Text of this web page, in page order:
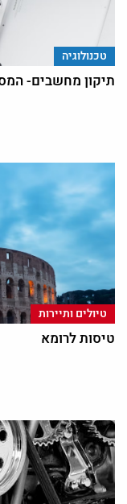
טכנולוגיה
תיקון מחשבים-
טיולים ותיירות
טיסות לרומא